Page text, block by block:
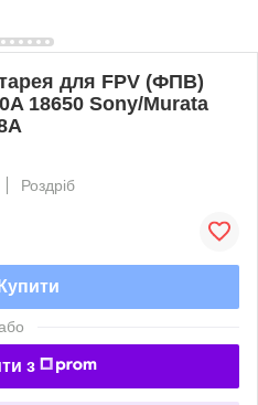
для FPV (ФПВ)
18650 Sony/Murata
Роздріб
Купити
з